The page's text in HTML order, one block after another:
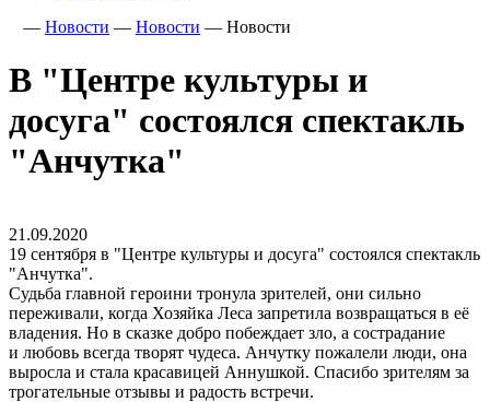
— Новости — Новости — Новости
В "Центре культуры и
досуга" состоялся спектакль
"Анчутка"
21.09.2020
19 сентября в "Центре культуры и досуга" состоялся спектакль
"Анчутка".
Судьба главной героини тронула зрителей, они сильно
переживали, когда Хозяйка Леса запретила возвращаться в её
владения. Но в сказке добро побеждает зло, а сострадание
и любовь всегда творят чудеса. Анчутку пожалели люди, она
выросла и стала красавицей Аннушкой. Спасибо зрителям за
трогательные отзывы и радость встречи.